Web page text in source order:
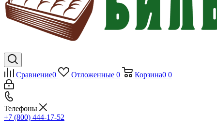
Сравнение0 Отложенные 0 Корзина0 0
Телефоны
+7 (800) 444-17-52